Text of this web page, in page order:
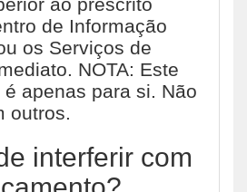
de Informação
os Serviços de
NOTA: Este
apenas para si. Não
outros.
interferir com